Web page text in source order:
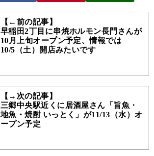
【←前の記事】
早稲田2丁目に串焼ホルモン長門さんが
10月上旬オープン予定、情報では
10/5（土）開店みたいです
【→次の記事】
三郷中央駅近くに居酒屋さん「旨魚・
地魚・焼酎 いっとく」が11/13（水）オ
ープン予定